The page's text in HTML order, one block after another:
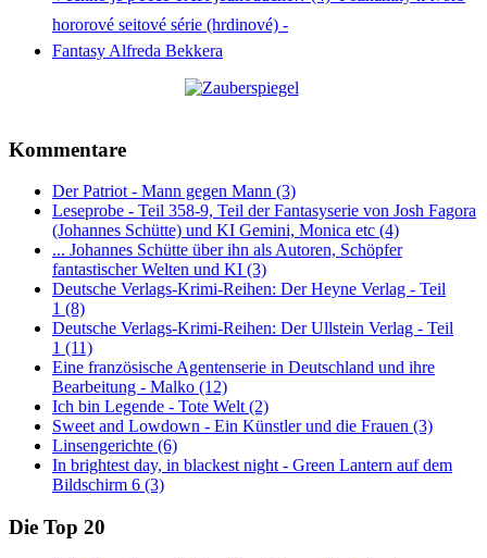
hororové seitové série (hrdinové) -
Fantasy Alfreda Bekkera
Kommentare
Der Patriot - Mann gegen Mann (3)
Leseprobe - Teil 358-9, Teil der Fantasyserie von Josh Fagora
(Johannes Schütte) und KI Gemini, Monica etc (4)
... Johannes Schütte über ihn als Autoren, Schöpfer
fantastischer Welten und KI (3)
Deutsche Verlags-Krimi-Reihen: Der Heyne Verlag - Teil
1 (8)
Deutsche Verlags-Krimi-Reihen: Der Ullstein Verlag - Teil
1 (11)
Eine französische Agentenserie in Deutschland und ihre
Bearbeitung - Malko (12)
Ich bin Legende - Tote Welt (2)
Sweet and Lowdown - Ein Künstler und die Frauen (3)
Linsengerichte (6)
In brightest day, in blackest night - Green Lantern auf dem
Bildschirm 6 (3)
Die Top 20